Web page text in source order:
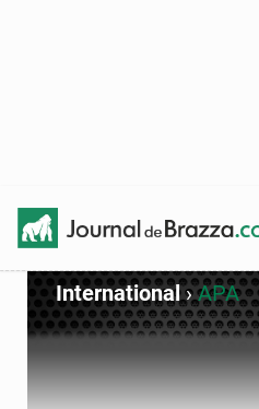
International›APA